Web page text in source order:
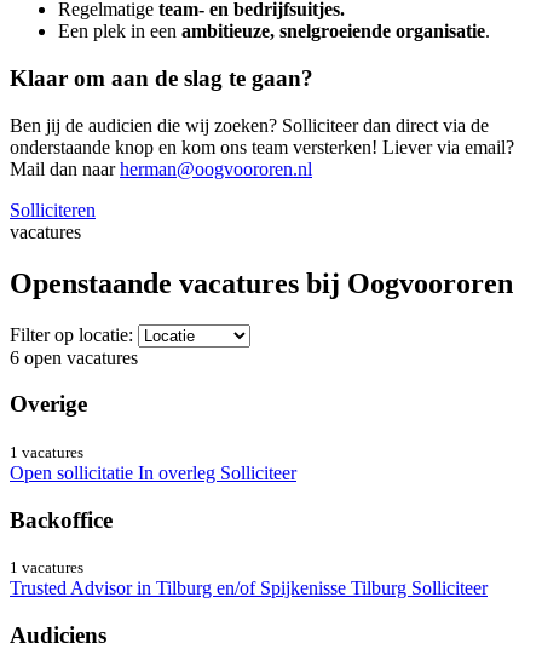
Regelmatige team- en bedrijfsuitjes.
Een plek in een ambitieuze, snelgroeiende organisatie.
Klaar om aan de slag te gaan?
Ben jij de audicien die wij zoeken? Solliciteer dan direct via de
onderstaande knop en kom ons team versterken! Liever via email?
Mail dan naarherman@oogvoororen.nl
Solliciteren
vacatures
Openstaande vacatures bij Oogvoororen
Filter op locatie:
6 open vacatures
Overige
1 vacatures
Open sollicitatie In overleg Solliciteer
Backoffice
1 vacatures
Trusted Advisor in Tilburg en/of Spijkenisse Tilburg Solliciteer
Audiciens